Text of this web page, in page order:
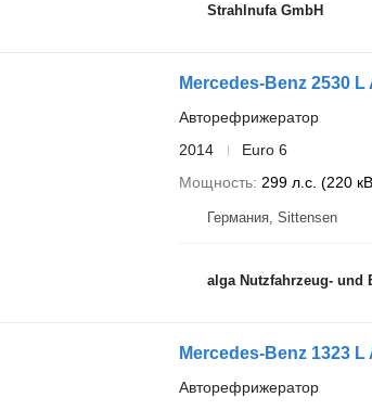
Strahlnufa GmbH
Mercedes-Benz 2530
Авторефрижератор
2014
Euro 6
Мощность 299 л.с. (220
Германия, Sittensen
alga Nutzfahrzeug- und
Mercedes-Benz 1323
Авторефрижератор